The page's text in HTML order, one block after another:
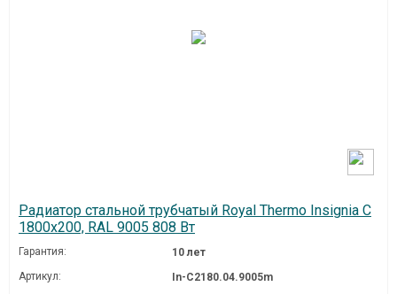
Радиатор стальной трубчатый Royal Thermo Insignia C
1800x200, RAL 9005 808 Вт
Гарантия:
10 лет
Артикул:
In-C2180.04.9005m